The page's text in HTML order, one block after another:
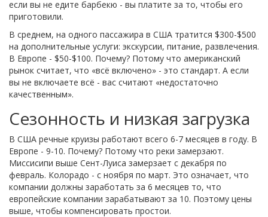
если вы не едите барбекю - вы платите за то, чтобы его
приготовили.
В среднем, на одного пассажира в США тратится $300-$500
на дополнительные услуги: экскурсии, питание, развлечения.
В Европе - $50-$100. Почему? Потому что американский
рынок считает, что «всё включено» - это стандарт. А если
вы не включаете всё - вас считают «недостаточно
качественным».
Сезонность и низкая загрузка
В США речные круизы работают всего 6-7 месяцев в году. В
Европе - 9-10. Почему? Потому что реки замерзают.
Миссисипи выше Сент-Луиса замерзает с декабря по
февраль. Колорадо - с ноября по март. Это означает, что
компании должны заработать за 6 месяцев то, что
европейские компании зарабатывают за 10. Поэтому цены
выше, чтобы компенсировать простои.